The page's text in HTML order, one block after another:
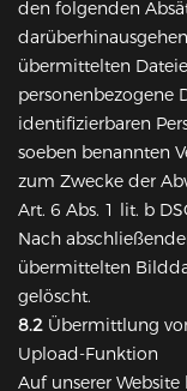
den folgenden
übermittelten
personenbezogene
identifizierbaren
soeben benannten
zum Zwecke der
Art. 6 Abs. 1 lit. b
Nach
übermittelten
gelöscht.
8.2 Übermittlung
Upload-Funktion
Auf unserer